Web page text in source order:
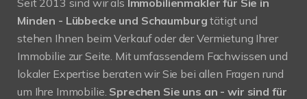
Minden - Lübbecke und Schaumburgtätigt und
stehen Ihnen beim Verkauf oder der Vermietung Ihrer
Immobilie zur Seite. Mit umfassendem Fachwissen und
lokaler Expertise beraten wir Sie bei allen Fragen rund
um Ihre Immobilie. Sprechen Sie uns an - wir sind für